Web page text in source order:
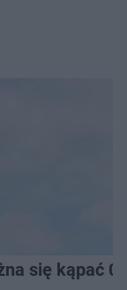
się kąpać